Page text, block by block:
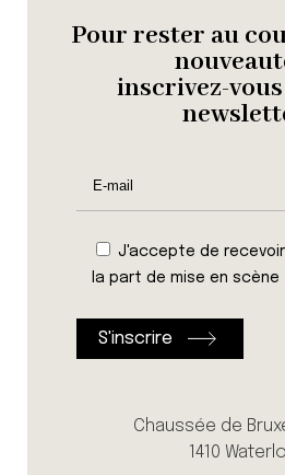
Pour rester au
inscrivez-
J'accepte de
la part de mise en scène
Chaussée de
1410